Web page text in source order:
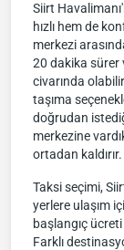
Siirt
hızlı hem de
merkezi
20 dakika sürer
civarında
taşıma
doğrudan
merkezine
ortadan kaldırır.
Taksi seçimi,
yerlere ulaşım
başlangıç
Farklı